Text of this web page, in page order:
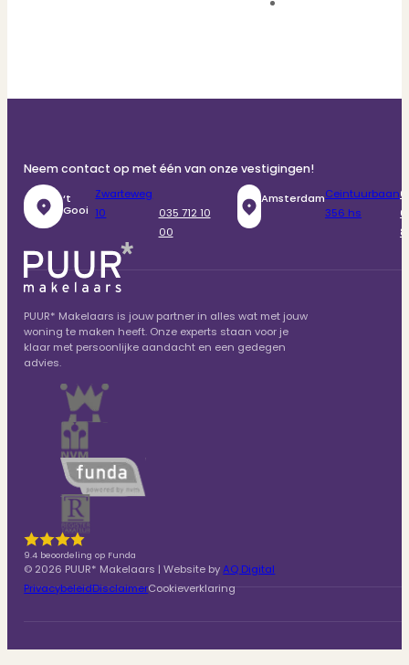
Neem contact op met één van onze vestigingen!
‘t
Gooi
Zwarteweg
10
035 712 10
00
AmsterdamCeintuurbaan
356 hs
PUUR* Makelaars is jouw partner in alles wat met jouw
woning te maken heeft. Onze experts staan voor je
klaar met persoonlijke aandacht en een gedegen
advies.
9.4 beoordeling op Funda
© 2026 PUUR* Makelaars | Website byAQ Digital
PrivacybeleidDisclaimerCookieverklaring